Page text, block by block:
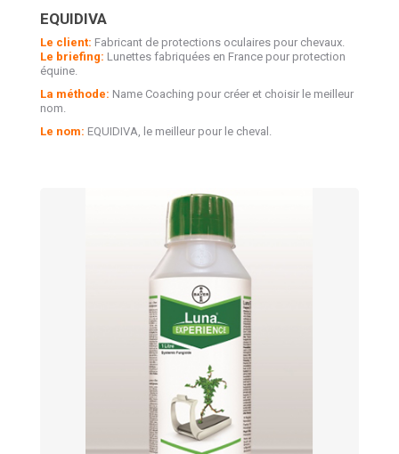
EQUIDIVA
Le client: Fabricant de protections oculaires pour chevaux.
Le briefing: Lunettes fabriquées en France pour protection
équine.
La méthode: Name Coaching pour créer et choisir le meilleur
nom.
Le nom: EQUIDIVA, le meilleur pour le cheval.